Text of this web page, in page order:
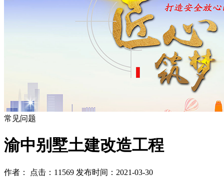
常见问题
渝中别墅土建改造工程
作者： 点击：11569 发布时间：2021-03-30